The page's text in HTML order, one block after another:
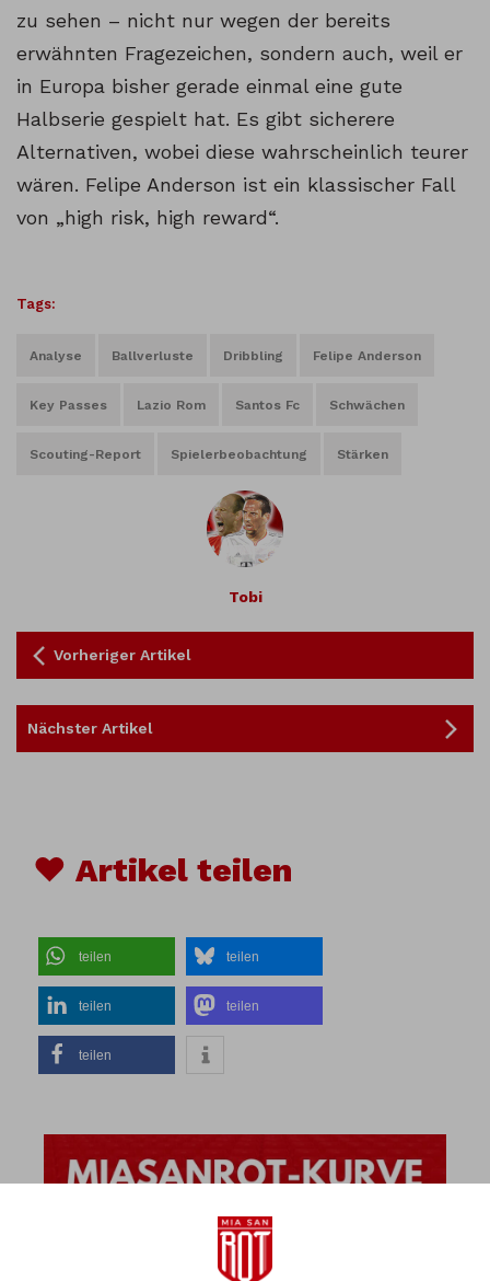
zu sehen – nicht nur wegen der bereits
erwähnten Fragezeichen, sondern auch, weil er
in Europa bisher gerade einmal eine gute
Halbserie gespielt hat. Es gibt sicherere
Alternativen, wobei diese wahrscheinlich teurer
wären. Felipe Anderson ist ein klassischer Fall
von „high risk, high reward“.
Tags:
Analyse Ballverluste Dribbling Felipe Anderson
Key Passes Lazio Rom Santos Fc Schwächen
Scouting-Report Spielerbeobachtung Stärken
Tobi
Vorheriger Artikel
Nächster Artikel
♥ Artikel teilen
teilen teilen
teilen teilen
teilen